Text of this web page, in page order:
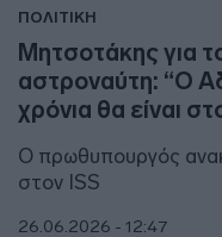
ΠΟΛΙΤΙΚΗ
Μητσοτάκης για
αστροναύτη: “Ο
χρόνια θα είναι
Ο πρωθυπουργός
στον ISS
26.06.2026 - 12:47